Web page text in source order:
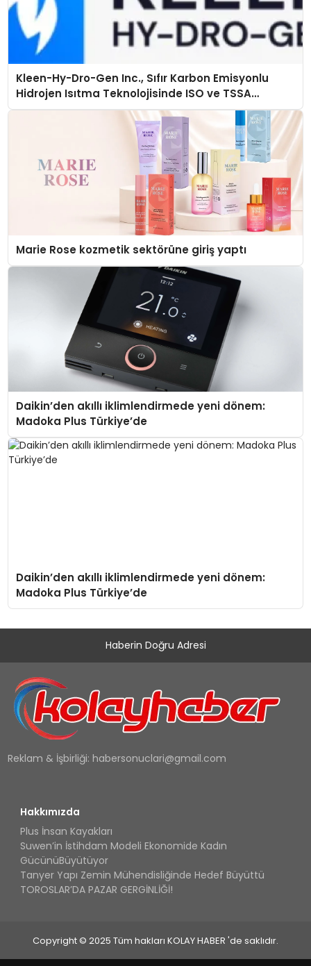
Kleen-Hy-Dro-Gen Inc., Sıfır Karbon Emisyonlu
Hidrojen Isıtma Teknolojisinde ISO ve TSSA
Düzenleyici Onaylarını Aldı
Marie Rose kozmetik sektörüne giriş yaptı
Daikin’den akıllı iklimlendirmede yeni dönem:
Madoka Plus Türkiye’de
Daikin’den akıllı iklimlendirmede yeni dönem:
Madoka Plus Türkiye’de
Haberin Doğru Adresi
Reklam & İşbirliği: habersonuclari@gmail.com
Hakkımızda
Plus İnsan Kayakları
Suwen’in İstihdam Modeli Ekonomide Kadın
GücünüBüyütüyor
Tanyer Yapı Zemin Mühendisliğinde Hedef Büyüttü
TOROSLAR’DA PAZAR GERGİNLİĞİ!
Copyright © 2025 Tüm hakları KOLAY HABER 'de saklıdır.